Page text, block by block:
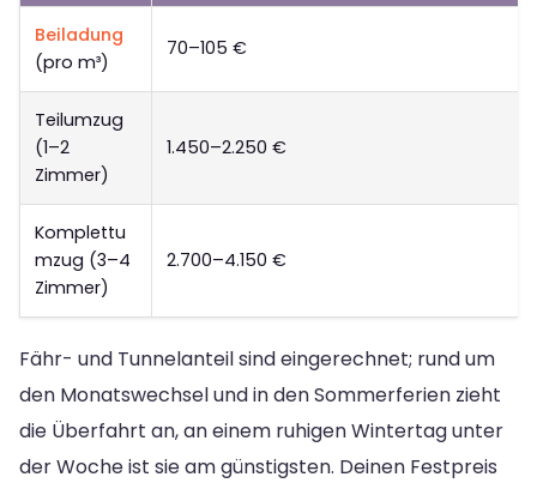
Beiladung
(pro m³)
70–105 €
Teilumzug
(1–2
Zimmer)
1.450–2.250 €
Komplettu
mzug (3–4
Zimmer)
2.700–4.150 €
Fähr- und Tunnelanteil sind eingerechnet; rund um
den Monatswechsel und in den Sommerferien zieht
die Überfahrt an, an einem ruhigen Wintertag unter
der Woche ist sie am günstigsten. Deinen Festpreis